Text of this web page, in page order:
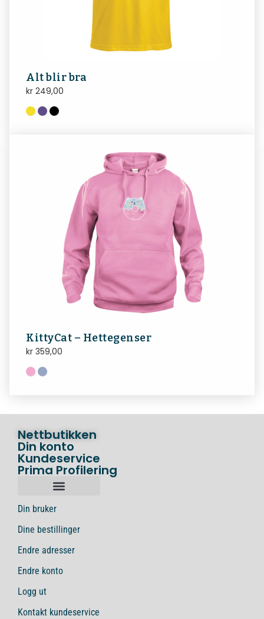
Alt blir bra
kr 249,00
KittyCat – Hettegenser
kr 359,00
Nettbutikken
Din konto
Kundeservice
Prima Profilering
Din bruker
Dine bestillinger
Endre adresser
Endre konto
Logg ut
Kontakt kundeservice